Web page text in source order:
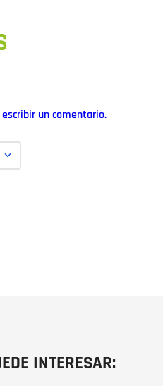
un comentario.
INTERESAR: